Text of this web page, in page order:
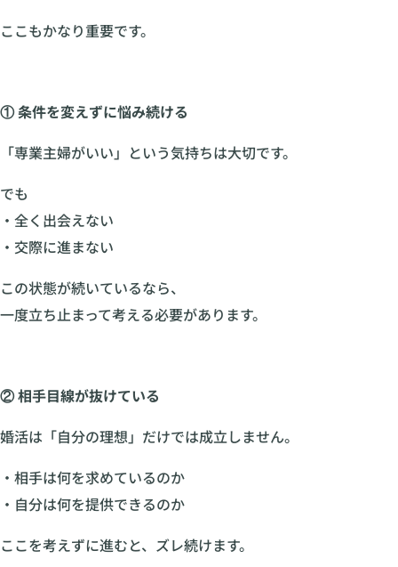
ここもかなり重要です。
① 条件を変えずに悩み続ける
「専業主婦がいい」という気持ちは大切です。
でも
・全く出会えない
・交際に進まない
この状態が続いているなら、
一度立ち止まって考える必要があります。
② 相手目線が抜けている
婚活は「自分の理想」だけでは成立しません。
・相手は何を求めているのか
・自分は何を提供できるのか
ここを考えずに進むと、ズレ続けます。